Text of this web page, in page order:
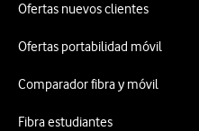
Ofertas nuevos clientes
Ofertas portabilidad móvil
Comparador fibra y móvil
Fibra estudiantes